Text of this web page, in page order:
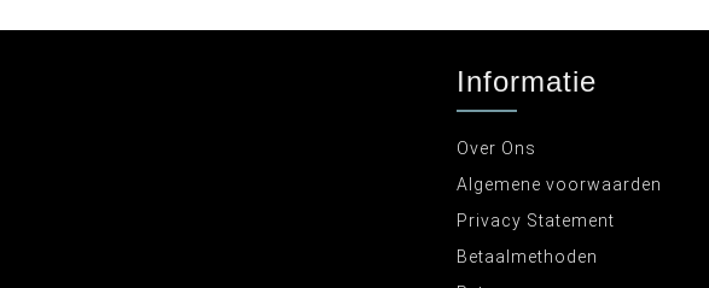
Informatie
Over Ons
Algemene voorwaarden
Privacy Statement
Betaalmethoden